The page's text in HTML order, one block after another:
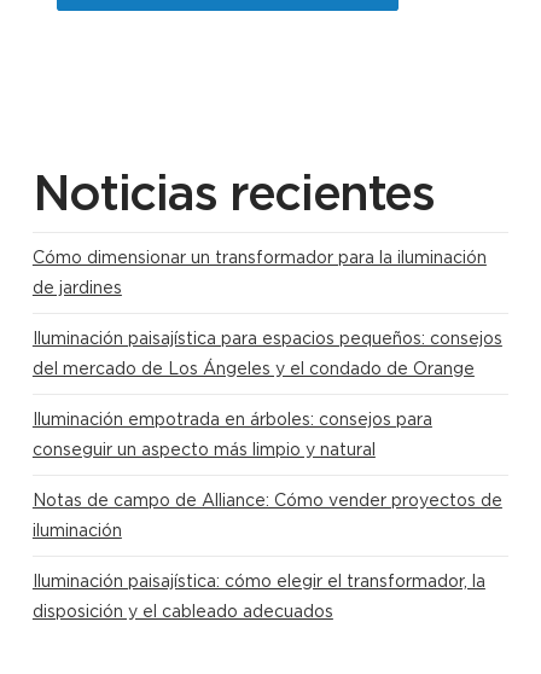
Noticias recientes
Cómo dimensionar un transformador para la iluminación
de jardines
Iluminación paisajística para espacios pequeños: consejos
del mercado de Los Ángeles y el condado de Orange
Iluminación empotrada en árboles: consejos para
conseguir un aspecto más limpio y natural
Notas de campo de Alliance: Cómo vender proyectos de
iluminación
Iluminación paisajística: cómo elegir el transformador, la
disposición y el cableado adecuados